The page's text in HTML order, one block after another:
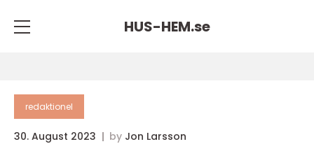
HUS-HEM.se
redaktionel
30. August 2023 by Jon Larsson